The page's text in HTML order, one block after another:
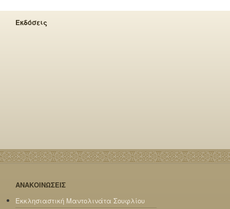
Εκδόσεις
ΑΝΑΚΟΙΝΩΣΕΙΣ
Εκκλησιαστική Μαντολινάτα Σουφλίου